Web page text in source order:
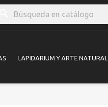
LAPIDARIUM Y ARTE NATURAL